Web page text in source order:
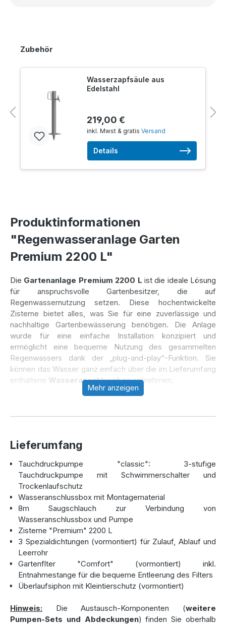
Zubehör
Wasserzapfsäule aus
Edelstahl
219,00 €
inkl. Mwst & gratis Versand
Details
Produktinformationen
"Regenwasseranlage Garten
Premium 2200 L"
Die Gartenanlage Premium 2200 L ist die ideale Lösung
für anspruchsvolle Gartenbesitzer, die auf
Regenwassernutzung setzen. Diese hochentwickelte
Zisterne bietet alles, was Sie für eine zuverlässige und
nachhaltige Gartenbewässerung benötigen. Die Anlage
wurde für eine einfache Installation konzipiert und
ermöglicht eine bequeme Nutzung des gesammelten
Regenwassers dank der „plug-and-play“-Funktion. Sie
können das Wasser ganz einfach über die im Lieferumfang
enthaltene Wasseranschlussboxentnehmen.
Robuste Zisterne für langjährige
Premium Zisterne
säurebeständigen Polyethylen im spannungsfreien
Rotationsverfahren hergestellt – ein Verfahren, das für
besonders robuste und langlebige Tanks sorgt. Die
Zisterne ist statisch geprüft und garantiert höchste
Stabilität und Sicherheit. Bei sachgerechtem Einbau
gewährt der Hersteller eine50 Jahre Garantie
Produkt.
Perfekte Ausstattung für effiziente
Regenwassernutzung
Die Gartenanlage Premium 2200 L
enthält bereits viele
nützliche Komponenten, die die Nutzung von Regenwasser
Mehr anzeigen
Lieferumfang
Tauchdruckpumpe "classic": 3-stufige
Tauchdruckpumpe mit Schwimmerschalter und
Trockenlaufschutz
Wasseranschlussbox mit Montagematerial
8m Saugschlauch zur Verbindung von
Wasseranschlussbox und Pumpe
Zisterne "Premium" 2200 L
3 Spezialdichtungen (vormontiert) für Zulauf, Ablauf und
Leerrohr
Gartenflter "Comfort" (vormontiert) inkl.
Entnahmestange für die bequeme Entleerung des Filters
Überlaufsiphon mit Kleintierschutz (vormontiert)
Hinweis: Die Austausch-Komponenten (weitere
Pumpen-Sets und Abdeckungen) finden Sie oberhalb